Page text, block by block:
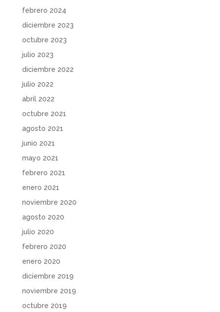
febrero 2024
diciembre 2023
octubre 2023
julio 2023
diciembre 2022
julio 2022
abril 2022
octubre 2021
agosto 2021
junio 2021
mayo 2021
febrero 2021
enero 2021
noviembre 2020
agosto 2020
julio 2020
febrero 2020
enero 2020
diciembre 2019
noviembre 2019
octubre 2019